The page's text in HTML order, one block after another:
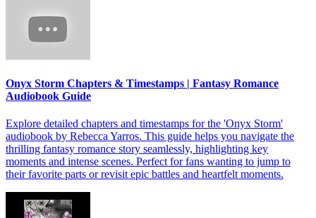
Onyx Storm Chapters & Timestamps | Fantasy Romance
Audiobook Guide
Explore detailed chapters and timestamps for the 'Onyx Storm'
audiobook by Rebecca Yarros. This guide helps you navigate the
thrilling fantasy romance story seamlessly, highlighting key
moments and intense scenes. Perfect for fans wanting to jump to
their favorite parts or revisit epic battles and heartfelt moments.